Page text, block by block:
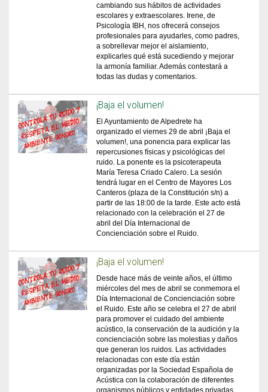
cambiando sus hábitos de actividades
escolares y extraescolares. Irene, de
Psicología IBH, nos ofrecerá consejos
profesionales para ayudarles, como padres,
a sobrellevar mejor el aislamiento,
explicarles qué está sucediendo y mejorar
la armonía familiar. Además contestará a
todas las dudas y comentarios.
¡Baja el volumen!
El Ayuntamiento de Alpedrete ha
organizado el viernes 29 de abril ¡Baja el
volumen!, una ponencia para explicar las
repercusiones físicas y psicológicas del
ruido. La ponente es la psicoterapeuta
María Teresa Criado Calero. La sesión
tendrá lugar en el Centro de Mayores Los
Canteros (plaza de la Constitución s/n) a
partir de las 18:00 de la tarde. Este acto está
relacionado con la celebración el 27 de
abril del Día Internacional de
Concienciación sobre el Ruido.
¡Baja el volumen!
Desde hace más de veinte años, el último
miércoles del mes de abril se conmemora el
Día Internacional de Concienciación sobre
el Ruido. Este año se celebra el 27 de abril
para promover el cuidado del ambiente
acústico, la conservación de la audición y la
concienciación sobre las molestias y daños
que generan los ruidos. Las actividades
relacionadas con este día están
organizadas por la Sociedad Española de
Acústica con la colaboración de diferentes
organismos públicos y entidades privadas.